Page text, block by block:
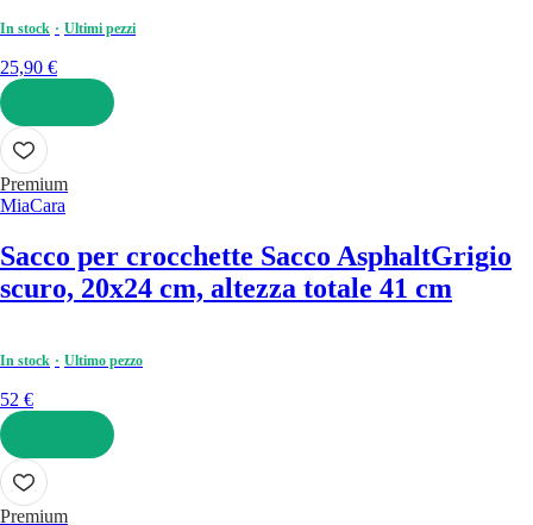
In stock Ultimi pezzi
25,90 €
AGGIUNGI
Premium
MiaCara
Sacco per crocchette Sacco AsphaltGrigio
scuro, 20x24 cm, altezza totale 41 cm
In stock Ultimo pezzo
52 €
AGGIUNGI
Premium